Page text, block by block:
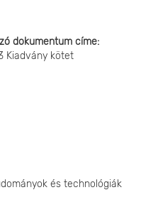
dokumentum címe
Kiadvány kötet
és technológiák